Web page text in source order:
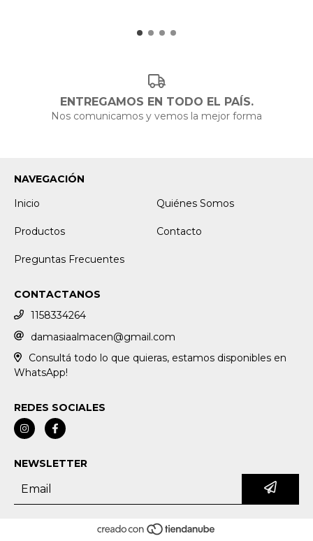
ENTREGAMOS EN TODO EL PAÍS.
Nos comunicamos y vemos la mejor forma
NAVEGACIÓN
Inicio
Quiénes Somos
Productos Contacto
Preguntas Frecuentes
CONTACTANOS
1158334264
damasiaalmacen@gmail.com
Consultá todo lo que quieras, estamos disponibles en
WhatsApp!
REDES SOCIALES
NEWSLETTER